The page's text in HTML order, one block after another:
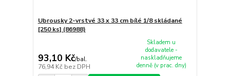
Ubrousky 2-vrstvé 33 x 33 cm bílé 1/8 skládané
[250 ks] (86988)
93,10 Kč/bal.
76,94 Kč bez DPH
Skladem u
dodavatele -
naskladňujeme
denně (v prac. dny)